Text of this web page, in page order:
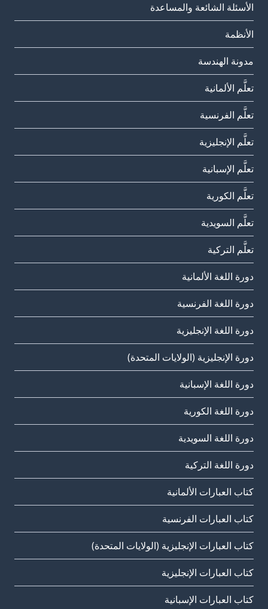
الأسئلة الشائعة والمساعدة
الأنظمة
مدونة الهندسة
تعلَّم الألمانية
تعلَّم الفرنسية
تعلَّم الإنجليزية
تعلَّم الإسبانية
تعلَّم الكورية
تعلَّم السويدية
تعلَّم التركية
دورة اللغة الألمانية
دورة اللغة الفرنسية
دورة اللغة الإنجليزية
دورة الإنجليزية (الولايات المتحدة)
دورة اللغة الإسبانية
دورة اللغة الكورية
دورة اللغة السويدية
دورة اللغة التركية
كتاب العبارات الألمانية
كتاب العبارات الفرنسية
كتاب العبارات الإنجليزية (الولايات المتحدة)
كتاب العبارات الإنجليزية
كتاب العبارات الإسبانية